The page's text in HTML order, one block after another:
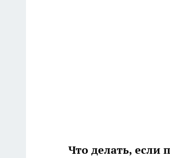
Что делать, если